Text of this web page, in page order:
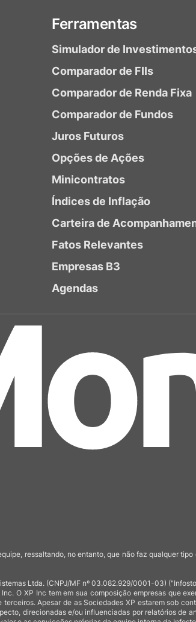
Ferramentas
Simulador de
Comparador de FIIs
Comparador de Renda Fixa
Comparador de Fundos
Juros Futuros
Opções de Ações
Minicontratos
Índices de Inflação
Carteira de
Fatos Relevantes
Empresas B3
Agendas
ressaltando, no entanto, que não faz qualquer
Ltda. (CNPJ/MF nº 03.082.929/0001-03)
O XP Inc tem em sua composição empresas que
Apesar de as Sociedades XP estarem sob
direcionadas e/ou influenciadas por relatórios de